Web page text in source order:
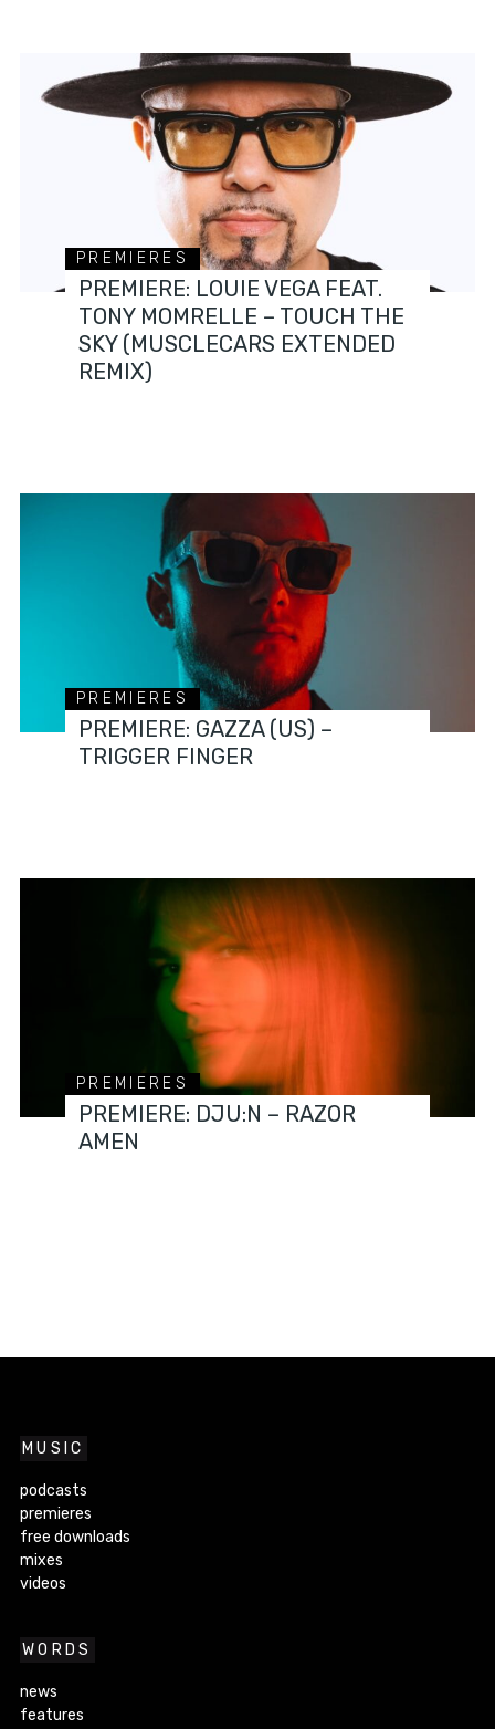
PREMIERES
PREMIERE: LOUIE VEGA FEAT.
TONY MOMRELLE – TOUCH THE
SKY (MUSCLECARS EXTENDED
REMIX)
PREMIERES
PREMIERE: GAZZA (US) –
TRIGGER FINGER
PREMIERES
PREMIERE: DJU:N – RAZOR
AMEN
MUSIC
podcasts
premieres
free downloads
mixes
videos
WORDS
news
features